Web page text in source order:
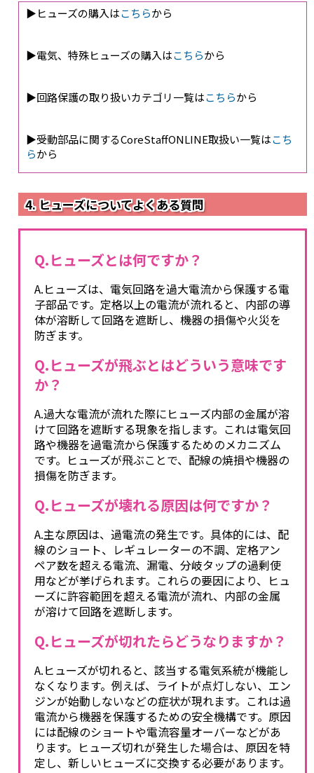
▶ヒューズの購入はこちらから
▶電気、特殊ヒューズの購入はこちらから
▶回路保護の取り扱いカテゴリ一覧はこちらから
▶受動部品に関するCoreStaffONLINE取扱い一覧はこち
らから
4. ヒューズについてよくある質問
Q.ヒューズとは何ですか？
A.ヒューズは、電気回路を過大電流から保護する電
子部品です。定格以上の電流が流れると、内部の導
体が溶断して回路を遮断し、機器の損傷や火災を
防ぎます。
Q.ヒューズが飛ぶとはどういう意味です
か？
A.過大な電流が流れた際にヒューズ内部の金属が溶
けて回路を遮断する現象を指します。これは電気回
路や機器を過電流から保護するためのメカニズム
です。ヒューズが飛ぶことで、配線の焼損や機器の
損傷を防ぎます。
Q.ヒューズが壊れる原因は何ですか？
A.主な原因は、過電流の発生です。具体的には、配
線のショート、レギュレーターの不調、定格アン
ペア数を超える電流、漏電、分岐タップの過剰使
用などが挙げられます。これらの要因により、ヒュ
ーズに許容範囲を超える電流が流れ、内部の金属
が溶けて回路を遮断します。
Q.ヒューズが切れたらどうなりますか？
A.ヒューズが切れると、該当する電気系統が機能し
なくなります。例えば、ライトが点灯しない、エン
ジンが始動しないなどの症状が現れます。これは過
電流から機器を保護するための安全機構です。原因
には配線のショートや電流容量オーバーなどがあ
ります。ヒューズ切れが発生した場合は、原因を特
定し、新しいヒューズに交換する必要があります。